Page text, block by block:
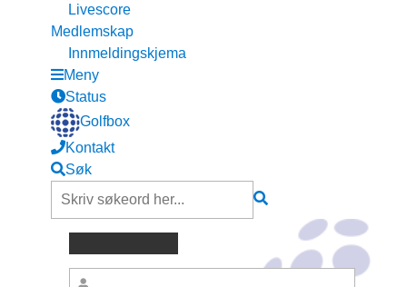
Livescore
Medlemskap
Innmeldingskjema
Meny
Status
Golfbox
Kontakt
Søk